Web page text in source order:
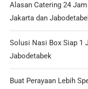
Alasan Catering 24
Jakarta dan
Solusi Nasi Box Siap 1
Jabodetabek
Buat Perayaan Lebih